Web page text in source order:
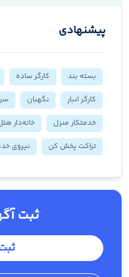
پیشنهادی
بسته بند کارگر ساده
کارگر انبار
نگهبان
خدمتکار منزل
خانه‌دار
تراکت پخش کن
نیروی
ثبت